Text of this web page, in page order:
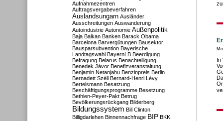
In
Aufnahmezentren
Auftragsvergabeverfahren
Auslandsungarn Ausländer
Ausschreitungen Auswanderung
Autoindustrie Autonomie Außenpolitik
Baja Balkan Banken Barack Obama
Barcelona Barvergütungen Bausektor
Bausparsubvention Bayerische
Landtagswahl BayernLB Beerdigung
Befragung Belarus Benachteiligung
Benedek Jávor Benefizveranstaltung
Benjamin Netanjahu Benzinpreis Berlin
Bernadett Széll Bernard-Henri Lévy
Bertelsmann Besatzung
Beschäftigungsprogramme Besetzung
Bethlen-Peyer-Pakt Betrug
Bevölkerungsrückgang Bilderberg
Bildungssystem Bill Clinton
Billigdarlehen Binnennachfrage BIP BKK